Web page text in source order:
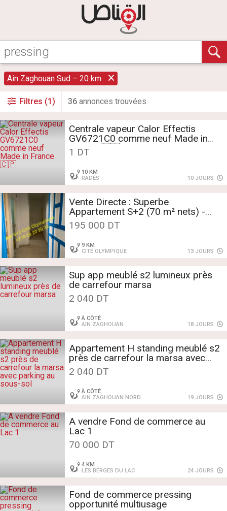
Ain Zaghouan Sud – 20 km
Filtres (1) 36 annonces trouvées
Centrale vapeur Calor Effectis
GV6721C0 comme neuf Made in
France 🇨🇵
1 DT
10 KM
RADÈS
10 JOURS
Vente Directe : Superbe
Appartement S+2 (70 m² nets) -
Cité Olympique / Tunis
195 000 DT
9 KM
CITÉ OLYMPIQUE
13 JOURS
Sup app meublé s2 lumineux près
de carrefour marsa
2 040 DT
À CÔTÉ
AIN ZAGHOUAN
18 JOURS
Appartement H standing meublé s2
près de carrefour la marsa avec
parking au sous-sol
2 040 DT
À CÔTÉ
AIN ZAGHOUAN NORD
19 JOURS
A vendre Fond de commerce au
Lac 1
70 000 DT
4 KM
LES BERGES DU LAC
24 JOURS
Fond de commerce pressing
opportunité multiusage